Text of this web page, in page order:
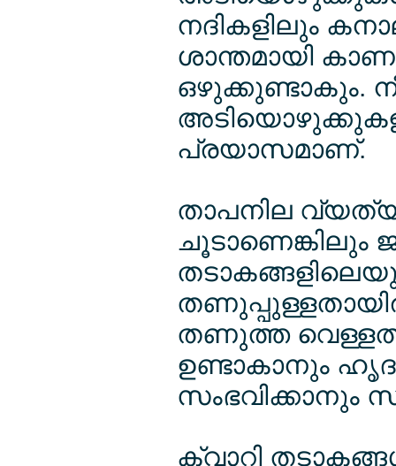
നദികളിലും
ശാന്തമായി
ഒഴുക്കുണ്ടാകും.
പ്രയാസമാണ്.
താപനില
ചൂടാണെങ്കിലും
തണുത്ത
ഉണ്ടാകാനും
ക്വാറി